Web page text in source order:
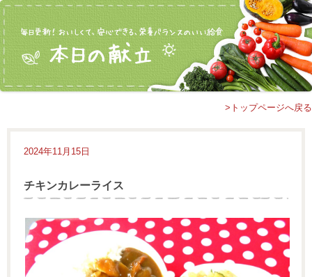
>トップページへ戻る
2024年11月15日
チキンカレーライス